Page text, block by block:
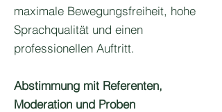
maximale Bewegungsfreiheit, hohe
Sprachqualität und einen
professionellen Auftritt.
Abstimmung mit Referenten,
Moderation und Proben